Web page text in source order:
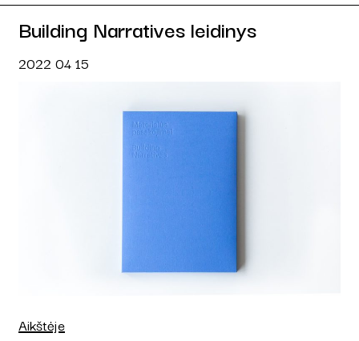
Building Narratives leidinys
2022 04 15
Aikštėje